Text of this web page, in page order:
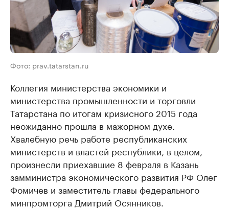
Фото: prav.tatarstan.ru
Коллегия министерства экономики и
министерства промышленности и торговли
Татарстана по итогам кризисного 2015 года
неожиданно прошла в мажорном духе.
Хвалебную речь работе республиканских
министерств и властей республики, в целом,
произнесли приехавшие 8 февраля в Казань
замминистра экономического развития РФ Олег
Фомичев и заместитель главы федерального
минпромторга Дмитрий Осянников.